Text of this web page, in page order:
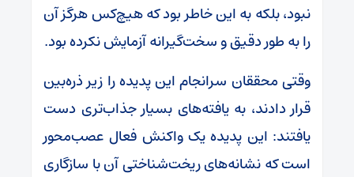
نبود، بلکه به این خاطر بود که هیچ‌کس هرگز آن
را به طور دقیق و سخت‌گیرانه آزمایش نکرده بود.
وقتی محققان سرانجام این پدیده را زیر ذره‌بین
قرار دادند، به یافته‌های بسیار جذاب‌تری دست
یافتند: این پدیده یک واکنش فعال عصب‌محور
است که نشانه‌های ریخت‌شناختی آن با سازگاری